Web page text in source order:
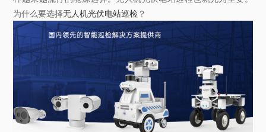
为什么要选择无人机光伏电站巡检 ？